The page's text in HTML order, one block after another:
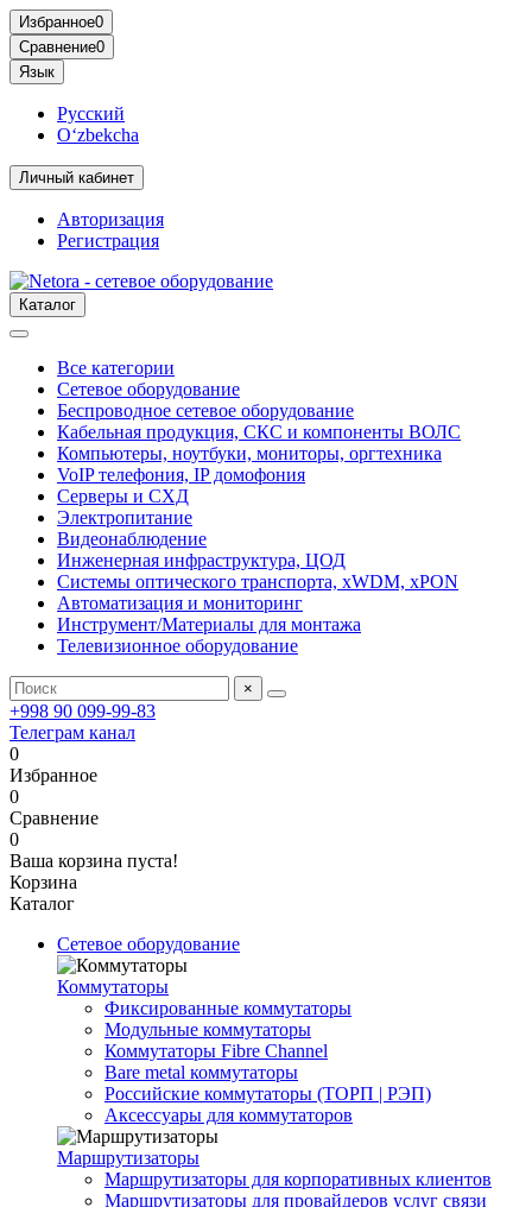
Избранное0
Сравнение0
Язык
Русский
O‘zbekcha
Личный кабинет
Авторизация
Регистрация
Каталог
Все категории
Сетевое оборудование
Беспроводное сетевое оборудование
Кабельная продукция, СКС и компоненты ВОЛС
Компьютеры, ноутбуки, мониторы, оргтехника
VoIP телефония, IP домофония
Серверы и СХД
Электропитание
Видеонаблюдение
Инженерная инфраструктура, ЦОД
Системы оптического транспорта, xWDM, xPON
Автоматизация и мониторинг
Инструмент/Материалы для монтажа
Телевизионное оборудование
×
+998 90 099-99-83
Телеграм канал
0
Избранное
0
Сравнение
0
Ваша корзина пуста!
Корзина
Каталог
Сетевое оборудование
Коммутаторы
Фиксированные коммутаторы
Модульные коммутаторы
Коммутаторы Fibre Channel
Bare metal коммутаторы
Российские коммутаторы (ТОРП | РЭП)
Аксессуары для коммутаторов
Маршрутизаторы
Маршрутизаторы для корпоративных клиентов
Маршрутизаторы для провайдеров услуг связи